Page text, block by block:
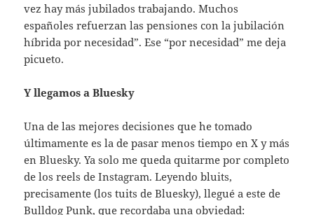
vez hay más jubilados trabajando. Muchos
españoles refuerzan las pensiones con la jubilación
híbrida por necesidad”. Ese “por necesidad” me deja
picueto.
Y llegamos a Bluesky
Una de las mejores decisiones que he tomado
últimamente es la de pasar menos tiempo en X y más
en Bluesky. Ya solo me queda quitarme por completo
de los reels de Instagram. Leyendo bluits,
precisamente (los tuits de Bluesky), llegué a este de
Bulldog Punk, que recordaba una obviedad: